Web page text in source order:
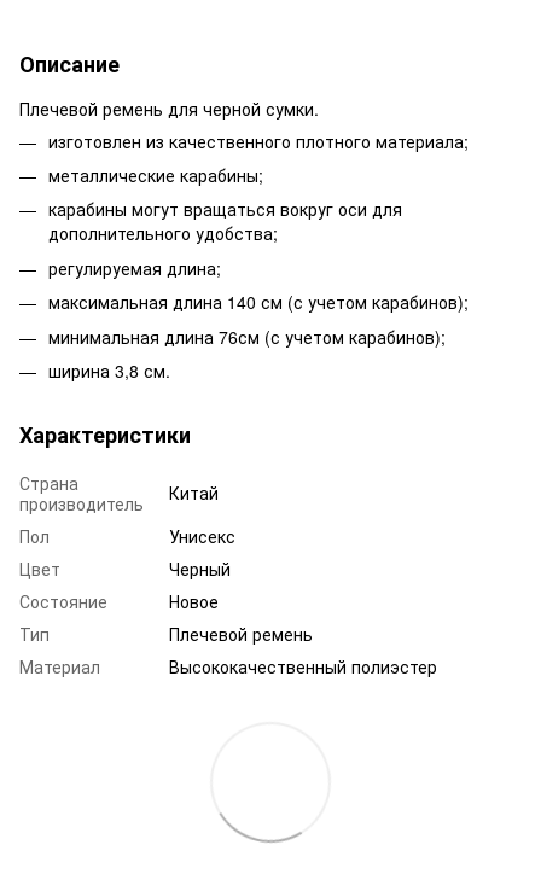
Описание
Плечевой ремень для черной сумки.
изготовлен из качественного плотного материала;
металлические карабины;
карабины могут вращаться вокруг оси для
дополнительного удобства;
регулируемая длина;
максимальная длина 140 см (с учетом карабинов);
минимальная длина 76см (с учетом карабинов);
ширина 3,8 см.
Характеристики
Страна
производитель
Китай
Пол
Унисекс
Цвет
Черный
Состояние
Новое
Тип
Плечевой ремень
Материал
Высококачественный полиэстер